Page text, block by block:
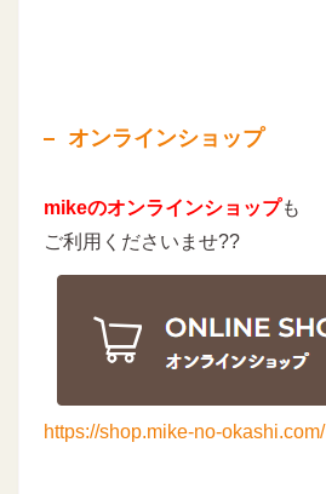
オンラインショップ
mikeのオンラインショップも
ご利用くださいませ??
https://shop.mike-no-okashi.com/